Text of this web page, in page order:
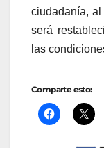
ciudadanía,
será
las
Comparte esto: